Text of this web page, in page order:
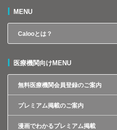
MENU
Calooとは？
医療機関向けMENU
無料医療機関会員登録のご案内
プレミアム掲載のご案内
漫画でわかるプレミアム掲載